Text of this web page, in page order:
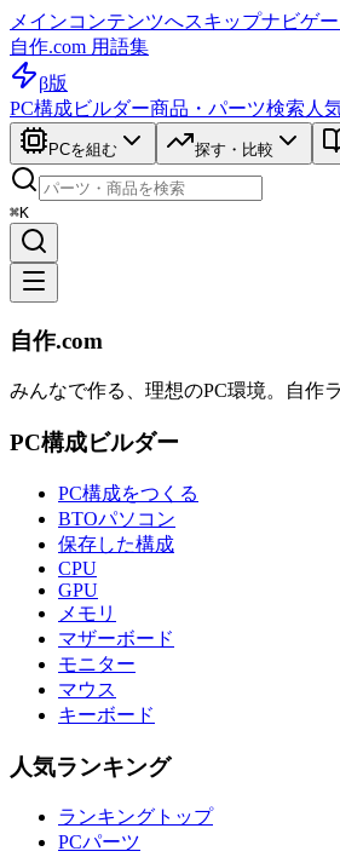
メインコンテンツへスキップナビゲ
自作.com 用語集
β版
PC構成ビルダー商品・パーツ検索 人
PCを組む 探す・比較
⌘K
自作.com
みんなで作る、理想のPC環境。 自作
PC構成ビルダー
PC構成をつくる
BTOパソコン
保存した構成
CPU
GPU
メモリ
マザーボード
モニター
マウス
キーボード
人気ランキング
ランキングトップ
PCパーツ